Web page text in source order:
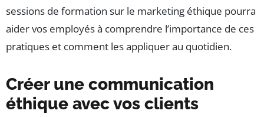
sessions de formation sur le marketing éthique pourra
aider vos employés à comprendre l’importance de ces
pratiques et comment les appliquer au quotidien.
Créer une communication
éthique avec vos clients